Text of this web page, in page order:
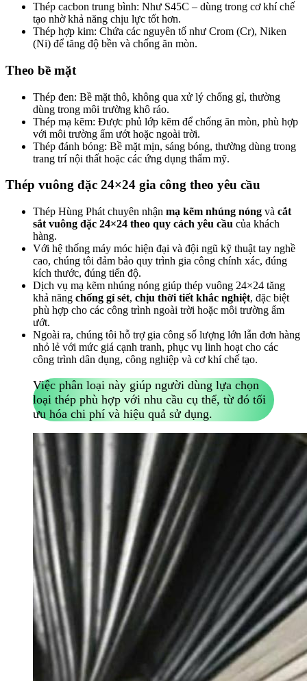
Thép cacbon trung bình: Như S45C – dùng trong cơ khí chế
tạo nhờ khả năng chịu lực tốt hơn.
Thép hợp kim: Chứa các nguyên tố như Crom (Cr), Niken
(Ni) để tăng độ bền và chống ăn mòn.
Theo bề mặt
Thép đen: Bề mặt thô, không qua xử lý chống gỉ, thường
dùng trong môi trường khô ráo.
Thép mạ kẽm: Được phủ lớp kẽm để chống ăn mòn, phù hợp
với môi trường ẩm ướt hoặc ngoài trời.
Thép đánh bóng: Bề mặt mịn, sáng bóng, thường dùng trong
trang trí nội thất hoặc các ứng dụng thẩm mỹ.
Thép vuông đặc 24×24 gia công theo yêu cầu
Thép Hùng Phát chuyên nhận mạ kẽm nhúng nóng và cắt
sắt vuông đặc 24×24 theo quy cách yêu cầu của khách
hàng.
Với hệ thống máy móc hiện đại và đội ngũ kỹ thuật tay nghề
cao, chúng tôi đảm bảo quy trình gia công chính xác, đúng
kích thước, đúng tiến độ.
Dịch vụ mạ kẽm nhúng nóng giúp thép vuông 24×24 tăng
khả năng chống gỉ sét, chịu thời tiết khắc nghiệt, đặc biệt
phù hợp cho các công trình ngoài trời hoặc môi trường ẩm
ướt.
Ngoài ra, chúng tôi hỗ trợ gia công số lượng lớn lẫn đơn hàng
nhỏ lẻ với mức giá cạnh tranh, phục vụ linh hoạt cho các
công trình dân dụng, công nghiệp và cơ khí chế tạo.
Việc phân loại này giúp người dùng lựa chọn
loại thép phù hợp với nhu cầu cụ thể, từ đó tối
ưu hóa chi phí và hiệu quả sử dụng.